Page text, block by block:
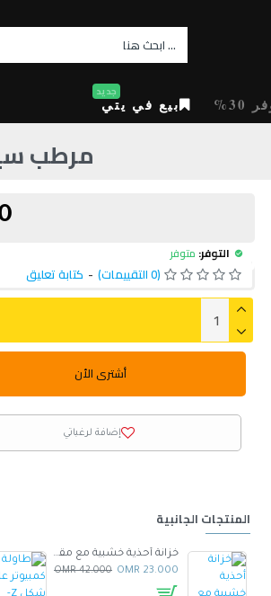
30% بيع في يتي
جديد
مرطب
التوفر: متوفر
(0 التقييمات) - كتابة تعليق
أشترى الأن
إضافة لرغباتي
المنتجات الجانبية
خزانة أحذية خشبية مع مقعد أسود
23.000 OMR
42.000 OMR